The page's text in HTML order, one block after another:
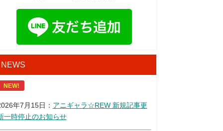
NEWS
NEW!
年7月15日： アニギャラ☆REW 新規記事更
一時停止のお知らせ